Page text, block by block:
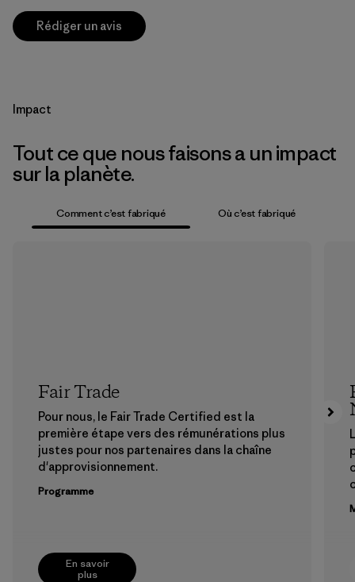
Rédiger un avis
Impact
Tout ce que nous faisons a un impact
sur la planète.
Comment c’est fabriqué Où c’est fabriqué
En savoir
plus
Fair Trade
Pour nous, le Fair Trade Certified est la
première étape vers des rémunérations plus
justes pour nos partenaires dans la chaîne
d'approvisionnement.
Programme